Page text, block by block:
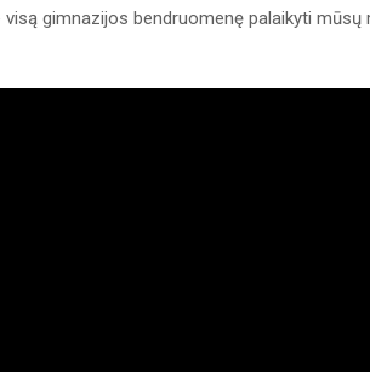
visą gimnazijos bendruomenę palaikyti